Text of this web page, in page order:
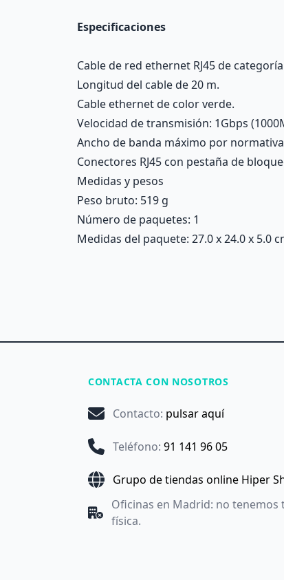
Especificaciones
Cable de red ethernet RJ45 de categoría
Longitud del cable de 20 m.
Cable ethernet de color verde.
Velocidad de transmisión: 1Gbps
Ancho de banda máximo por
Conectores RJ45 con pestaña de
Medidas y pesos
Peso bruto: 519 g
Número de paquetes: 1
Medidas del paquete: 27.0 x 24.0 x 5.0
CONTACTA CON NOSOTROS
Contacto: pulsar aquí
Teléfono: 91 141 96 05
Grupo de tiendas online Hiper
Oficinas en Madrid: no tenemos
física.